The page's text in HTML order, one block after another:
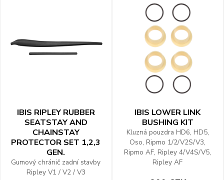
IBIS RIPLEY RUBBER
SEATSTAY AND
CHAINSTAY
PROTECTOR SET 1,2,3
GEN.
Gumový chránič zadní stavby
Ripley V1 / V2 / V3
IBIS LOWER LINK
BUSHING KIT
Kluzná pouzdra HD6, HD5,
Oso, Ripmo 1/2/V2S/V3,
Ripmo AF, Ripley 4/V4S/V5,
Ripley AF